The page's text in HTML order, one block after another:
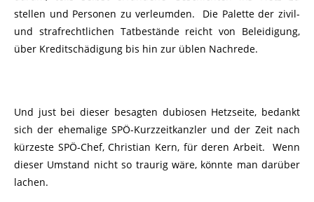
stellen und Personen zu verleumden. Die Palette der zivil-
und strafrechtlichen Tatbestände reicht von Beleidigung,
über Kreditschädigung bis hin zur üblen Nachrede.
Und just bei dieser besagten dubiosen Hetzseite, bedankt
sich der ehemalige SPÖ-Kurzzeitkanzler und der Zeit nach
kürzeste SPÖ-Chef, Christian Kern, für deren Arbeit. Wenn
dieser Umstand nicht so traurig wäre, könnte man darüber
lachen.